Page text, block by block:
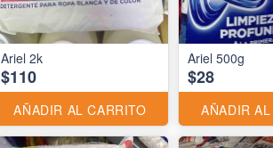
Ariel 2k
$110
AÑADIR AL CARRITO
Ariel 500g
$28
AÑADIR